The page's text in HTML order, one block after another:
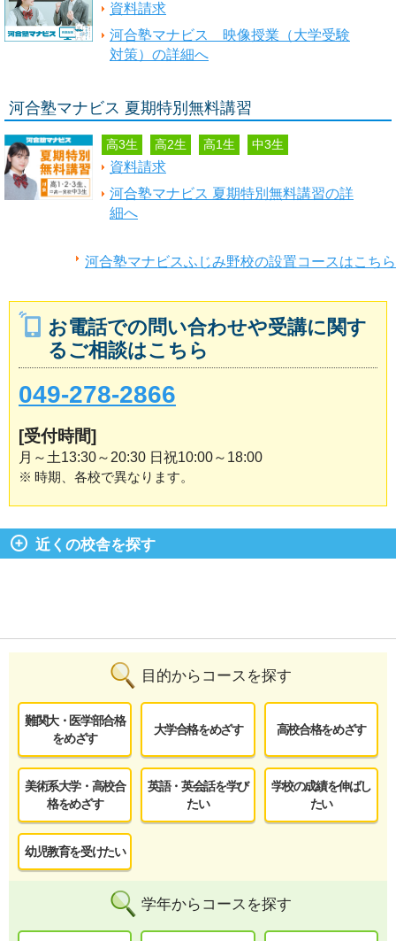
河合塾マナビスふじみ野校の設置コースはこちら
資料請求
河合塾マナビス 映像授業（大学受験
対策）の詳細へ
河合塾マナビス 夏期特別無料講習
高3生 高2生 高1生 中3生
資料請求
河合塾マナビス 夏期特別無料講習の詳
細へ
お電話での問い合わせや受講に関す
るご相談はこちら
049-278-2866
[受付時間]
月～土13:30～20:30 日祝10:00～18:00
※ 時期、各校で異なります。
近くの校舎を探す
目的からコースを探す
難関大・医学部合格
をめざす
大学合格をめざす 高校合格をめざす
美術系大学・高校合
格をめざす
英語・英会話を学び
たい
学校の成績を伸ばし
たい
幼児教育を受けたい
学年からコースを探す